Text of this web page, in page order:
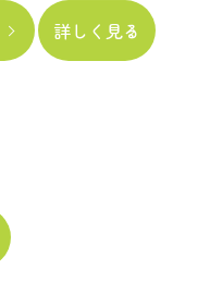
詳しく見る